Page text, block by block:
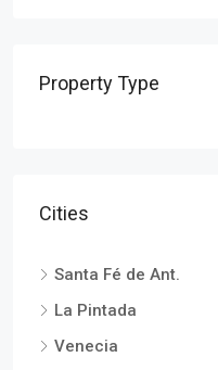
Property Type
Cities
Santa Fé de Ant.
La Pintada
Venecia